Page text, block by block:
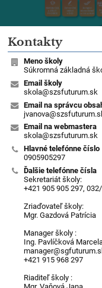
Kontakty
Kontakty
Meno školy
Súkromná základná
Email školy
skola@szsfuturum.sk
Email na správcu
Email na webmastera
skola@szsfuturum.sk
Hlavné telefónne číslo
0905905297
Ďalšie telefónne čísla
Sekretariát školy:
+421 905 905 297,
Zriaďovateľ školy:
Mgr. Gazdová Patrícia
Manager školy :
Ing. Pavlíčková
+421 915 968 297
Riaditeľ školy :